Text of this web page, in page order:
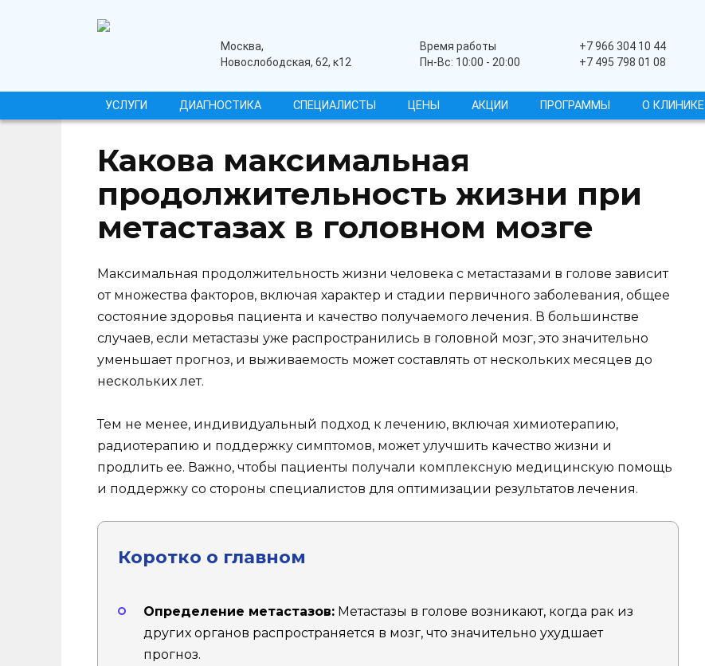
медицинский центрМосква,
Новослободская, 62, к12
Время работы
Пн-Вс: 10:00 - 20:00
+7 966 304 10 44
+7 495 798 01 08
УСЛУГИ ДИАГНОСТИКА СПЕЦИАЛИСТЫ ЦЕНЫ АКЦИИ ПРОГРАММЫ О КЛИНИКЕ
Какова максимальная
продолжительность жизни при
метастазах в головном мозге
Максимальная продолжительность жизни человека с метастазами в голове зависит
от множества факторов, включая характер и стадии первичного заболевания, общее
состояние здоровья пациента и качество получаемого лечения. В большинстве
случаев, если метастазы уже распространились в головной мозг, это значительно
уменьшает прогноз, и выживаемость может составлять от нескольких месяцев до
нескольких лет.
Тем не менее, индивидуальный подход к лечению, включая химиотерапию,
радиотерапию и поддержку симптомов, может улучшить качество жизни и
продлить ее. Важно, чтобы пациенты получали комплексную медицинскую помощь
и поддержку со стороны специалистов для оптимизации результатов лечения.
Коротко о главном
Определение метастазов: Метастазы в голове возникают, когда рак из
других органов распространяется в мозг, что значительно ухудшает
прогноз.